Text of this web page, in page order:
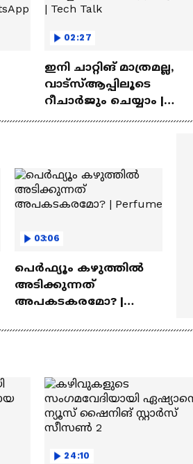
02:27
ഇനി ചാറ്റിങ് മാത്രമല്ല,
വാട്‌സ്‌ആപ്പിലൂടെ
റീചാർജും ചെയ്യാം |
03:06
പെർഫ്യൂം കഴുത്തിൽ
അടിക്കുന്നത്
അപകടകരമോ? |
24:10